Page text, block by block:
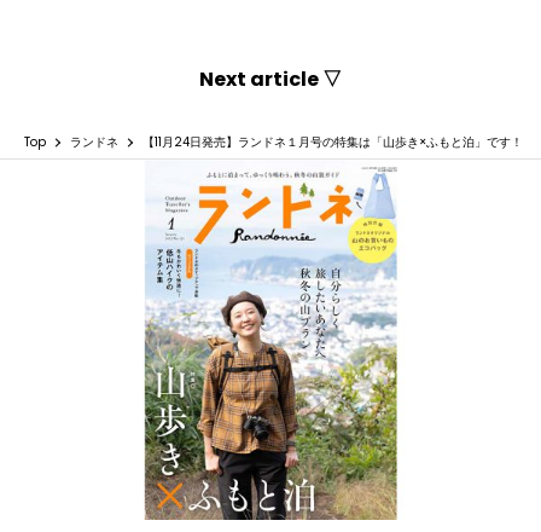
Next article ▽
Top ランドネ 【11月24日発売】ランドネ１月号の特集は「山歩き×ふもと泊」です！